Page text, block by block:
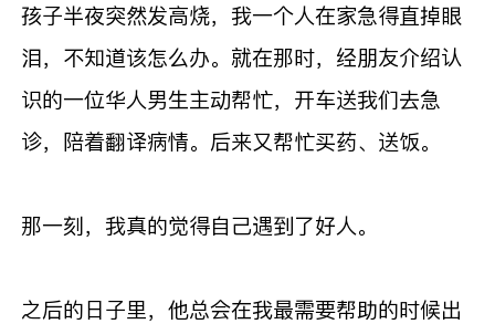
孩子半夜突然发高烧，我一个人在家急得直掉眼
泪，不知道该怎么办。就在那时，经朋友介绍认
识的一位华人男生主动帮忙，开车送我们去急
诊，陪着翻译病情。后来又帮忙买药、送饭。
那一刻，我真的觉得自己遇到了好人。
之后的日子里，他总会在我最需要帮助的时候出